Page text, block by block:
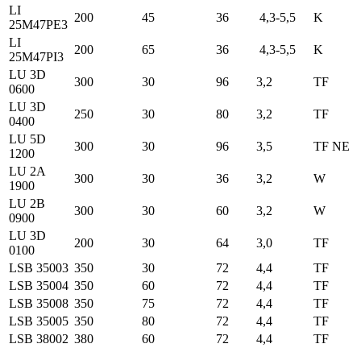
LI
25M47PE3
200 45 36 4,3-5,5
K
LI
25M47PI3
200 65 36 4,3-5,5
K
LU 3D
0600
300 30 96 3,2
TF
LU 3D
0400
250 30 80 3,2
TF
LU 5D
1200
300 30 96 3,5
TF NE
LU 2A
1900
300 30 36 3,2
W
LU 2B
0900
300 30 60 3,2
W
LU 3D
0100
200 30 64 3,0
TF
LSB 35003 350 30 72 4,4
TF
LSB 35004 350 60 72 4,4
TF
LSB 35008 350 75 72 4,4
TF
LSB 35005 350 80 72 4,4
TF
LSB 38002 380 60 72 4,4
TF